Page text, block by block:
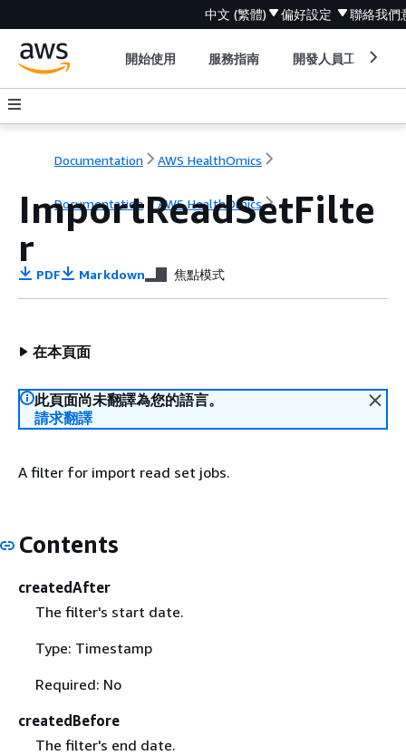
中文 (繁體) 偏好設定 聯絡我們
開始使用 服務指南 開發人員工具
Documentation AWS HealthOmics
Documentation AWS HealthOmics
ImportReadSetFilte
r
PDF Markdown 焦點模式
在本頁面
此頁面尚未翻譯為您的語言。
請求翻譯
A filter for import read set jobs.
Contents
createdAfter
The filter's start date.
Type: Timestamp
Required: No
createdBefore
The filter's end date.